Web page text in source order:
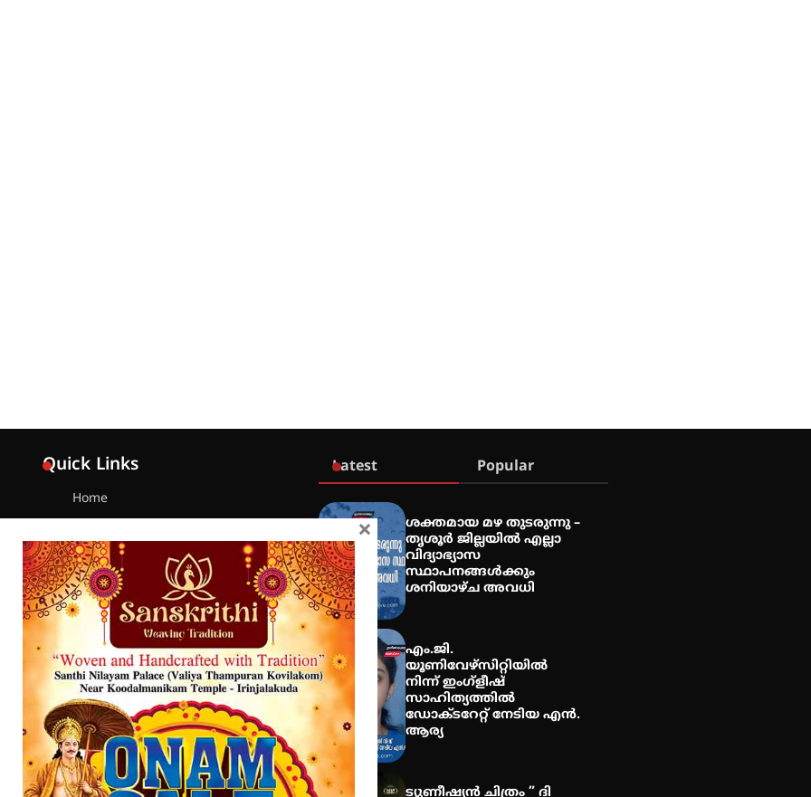
Quick Links
Home
Exclusive
Sanchari
Contact
Crime
Latest Popular
ശക്തമായ മഴ തുടരുന്നു –
തൃശൂർ ജില്ലയിൽ എല്ലാ
വിദ്യാഭ്യാസ
സ്ഥാപനങ്ങൾക്കും
ശനിയാഴ്ച അവധി
എം.ജി.
യൂണിവേഴ്‌സിറ്റിയിൽ
നിന്ന് ഇംഗ്ളീഷ്
സാഹിത്യത്തിൽ
ഡോക്ടറേറ്റ് നേടിയ എൻ.
ആര്യ
ട്യുണീഷ്യൻ ചിത്രം ” ദി
×